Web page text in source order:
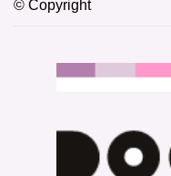
© Copyright